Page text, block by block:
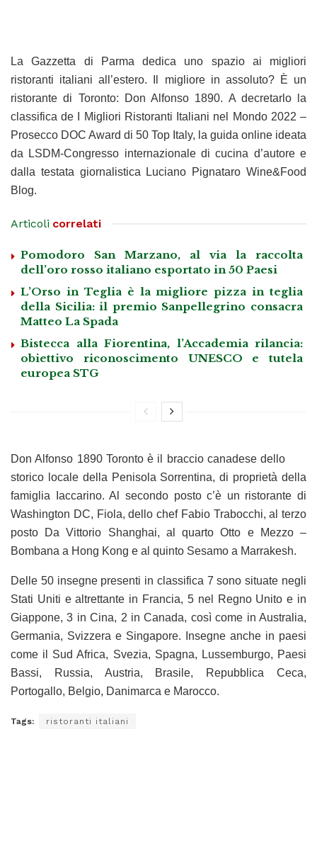
La Gazzetta di Parma dedica uno spazio ai migliori
ristoranti italiani all’estero. Il migliore in assoluto? È un
ristorante di Toronto: Don Alfonso 1890. A decretarlo la
classifica de I Migliori Ristoranti Italiani nel Mondo 2022 –
Prosecco DOC Award di 50 Top Italy, la guida online ideata
da LSDM-Congresso internazionale di cucina d’autore e
dalla testata giornalistica Luciano Pignataro Wine&Food
Blog.
Articoli correlati
Pomodoro San Marzano, al via la raccolta
dell’oro rosso italiano esportato in 50 Paesi
L’Orso in Teglia è la migliore pizza in teglia
della Sicilia: il premio Sanpellegrino consacra
Matteo La Spada
Bistecca alla Fiorentina, l’Accademia rilancia:
obiettivo riconoscimento UNESCO e tutela
europea STG
Don Alfonso 1890 Toronto è il braccio canadese dello
storico locale della Penisola Sorrentina, di proprietà della
famiglia Iaccarino. Al secondo posto c’è un ristorante di
Washington DC, Fiola, dello chef Fabio Trabocchi, al terzo
posto Da Vittorio Shanghai, al quarto Otto e Mezzo –
Bombana a Hong Kong e al quinto Sesamo a Marrakesh.
Delle 50 insegne presenti in classifica 7 sono situate negli
Stati Uniti e altrettante in Francia, 5 nel Regno Unito e in
Giappone, 3 in Cina, 2 in Canada, così come in Australia,
Germania, Svizzera e Singapore. Insegne anche in paesi
come il Sud Africa, Svezia, Spagna, Lussemburgo, Paesi
Bassi, Russia, Austria, Brasile, Repubblica Ceca,
Portogallo, Belgio, Danimarca e Marocco.
Tags: ristoranti italiani